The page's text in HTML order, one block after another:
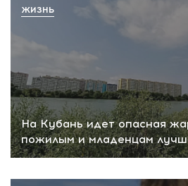
На Кубань идет опасная
пожилым и младенцам
ЖИЗНЬ